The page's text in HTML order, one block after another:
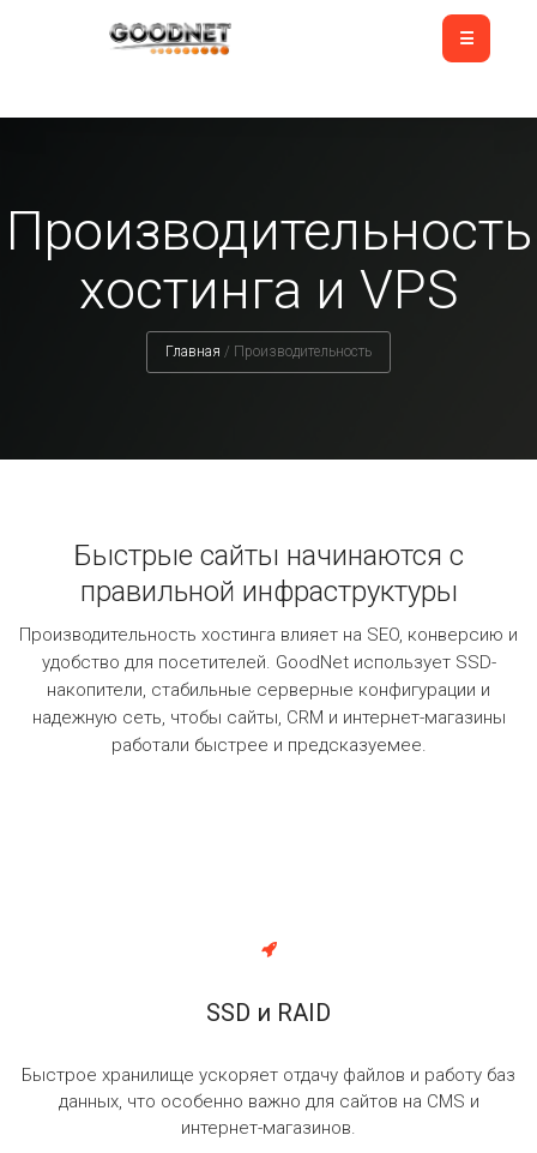
Производительность
хостинга и VPS
Главная / Производительность
Быстрые сайты начинаются с
правильной инфраструктуры
Производительность хостинга влияет на SEO, конверсию и
удобство для посетителей. GoodNet использует SSD-
накопители, стабильные серверные конфигурации и
надежную сеть, чтобы сайты, CRM и интернет-магазины
работали быстрее и предсказуемее.
SSD и RAID
Быстрое хранилище ускоряет отдачу файлов и работу баз
данных, что особенно важно для сайтов на CMS и
интернет-магазинов.